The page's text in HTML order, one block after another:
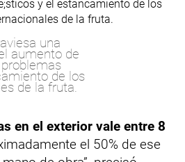
una
aumento de
de los
de la fruta.
en el exterior vale entre 8
el 50% de ese